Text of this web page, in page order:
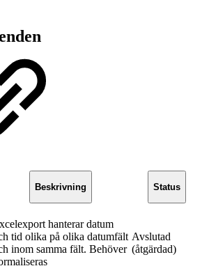
Beskrivning Status
hanterar datum
tid olika på olika datumfält
inom samma fält. Behöver
Avslutad
(åtgärdad)